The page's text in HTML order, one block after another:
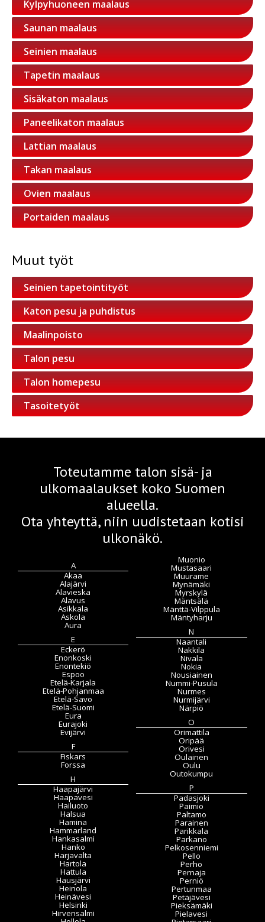
Kylpyhuoneen maalaus
Saunan maalaus
Seinien maalaus
Tapetin maalaus
Sisäkaton maalaus
Paneelikaton maalaus
Lattian maalaus
Takan maalaus
Ovien maalaus
Portaiden maalaus
Muut työt
Seinien tapetointityöt
Katon pesu ja puhdistus
Maalinpoisto
Talon pesu
Talon homepesu
Tasoitetyöt
Toteutamme talon sisä- ja
ulkomaalaukset koko Suomen
alueella.
Ota yhteyttä, niin uudistetaan kotisi
ulkonäkö.
A
Akaa
Alajärvi
Alavieska
Alavus
Asikkala
Askola
Aura
E
Eckerö
Enonkoski
Enontekiö
Espoo
Etelä-Karjala
Etelä-Pohjanmaa
Etelä-Savo
Etelä-Suomi
Eura
Eurajoki
Evijärvi
F
Fiskars
Forssa
H
Haapajärvi
Haapavesi
Hailuoto
Halsua
Hamina
Hammarland
Hankasalmi
Hanko
Harjavalta
Hartola
Hattula
Hausjärvi
Heinola
Heinävesi
Helsinki
Hirvensalmi
Muonio
Mustasaari
Muurame
Mynämäki
Myrskylä
Mäntsälä
Mänttä-Vilppula
Mäntyharju
N
Naantali
Nakkila
Nivala
Nokia
Nousiainen
Nummi-Pusula
Nurmes
Nurmijärvi
Närpiö
O
Orimattila
Oripää
Orivesi
Oulainen
Oulu
Outokumpu
P
Padasjoki
Paimio
Paltamo
Parainen
Parikkala
Parkano
Pelkosenniemi
Pello
Perho
Pernaja
Perniö
Pertunmaa
Petäjävesi
Pieksämäki
Pielavesi